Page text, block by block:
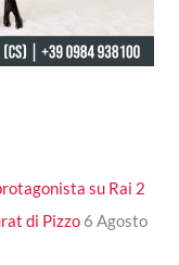
su Rai 2
di Pizzo 6 Agosto